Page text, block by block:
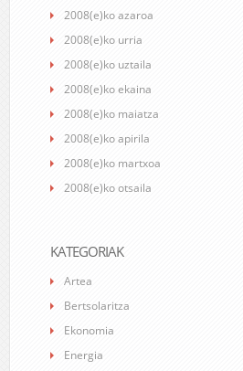
2008(e)ko azaroa
2008(e)ko urria
2008(e)ko uztaila
2008(e)ko ekaina
2008(e)ko maiatza
2008(e)ko apirila
2008(e)ko martxoa
2008(e)ko otsaila
KATEGORIAK
Artea
Bertsolaritza
Ekonomia
Energia